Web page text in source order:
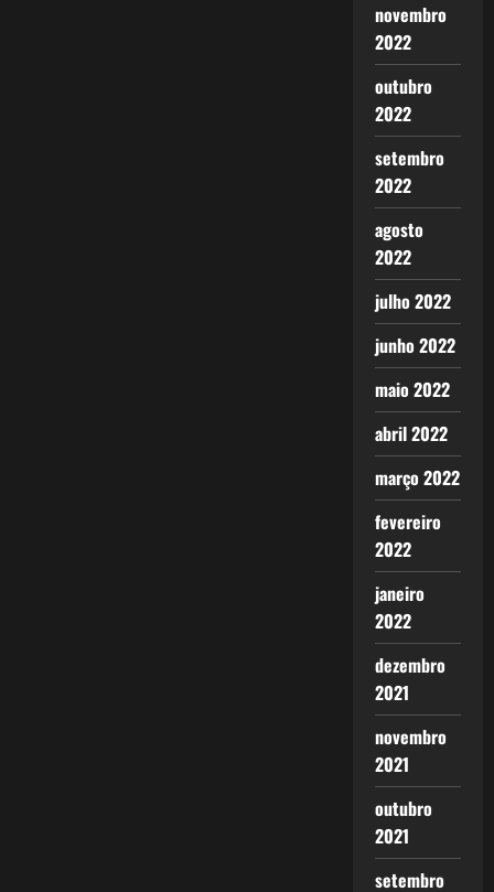
novembro
2022
outubro
2022
setembro
2022
agosto
2022
julho 2022
junho 2022
maio 2022
abril 2022
março 2022
fevereiro
2022
janeiro
2022
dezembro
2021
novembro
2021
outubro
2021
setembro